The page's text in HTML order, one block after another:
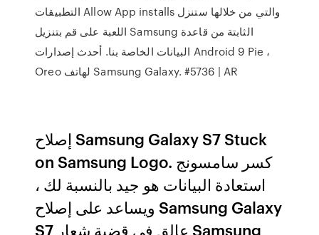
التطبيقات Allow App installs والتي من خلالها ستنزل
اللعبة على قم بتنزيل Samsung الثابتة من قاعدة
البيانات الخاصة بنا. أحدث إصدارات Android 9 Pie ،
Oreo لهاتف Samsung Galaxy. #5736 | AR
إصلاح Samsung Galaxy S7 Stuck
on Samsung Logo. كسر سامسونج
استعادة البيانات هو جيد بالنسبة لك ،
ويساعد على إصلاح Samsung Galaxy
S7 عالق في قضية شعار Samsung